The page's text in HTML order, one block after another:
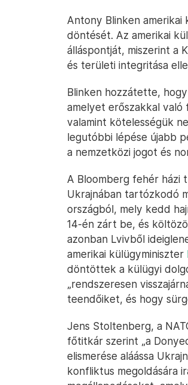
Antony Blinken
döntését. Az amerikai
álláspontját, miszerint a
és területi integritása
Blinken hozzátette,
amelyet erőszakkal való
valamint kötelességük
legutóbbi lépése újabb
a nemzetközi jogot és
A Bloomberg fehér házi
Ukrajnában tartózkodó
országból, mely kedd
14-én zárt be, és
azonban Lvivből
amerikai külügyminiszter
döntöttek a külügyi
„rendszeresen
teendőiket, és hogy
Jens Stoltenberg, a
főtitkár szerint „a
elismerése aláássa
konfliktus megoldására